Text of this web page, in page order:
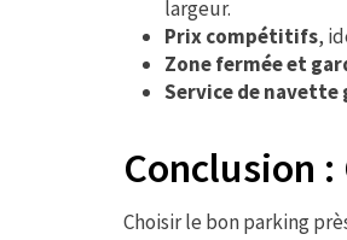
largeur.
Prix compétitifs,
Zone fermée et
Service de
Conclusion
Choisir le bon parking